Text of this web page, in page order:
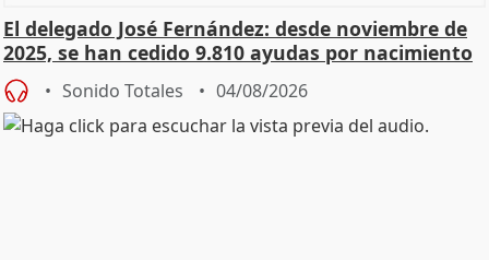
El delegado José Fernández: desde noviembre de
2025, se han cedido 9.810 ayudas por nacimiento
Sonido Totales 04/08/2026